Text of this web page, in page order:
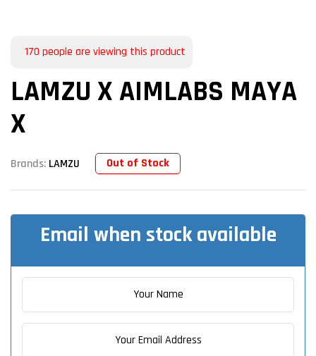
170 people are viewing this product
LAMZU X AIMLABS MAYA
X
Brands: LAMZU Out of Stock
Email when stock available